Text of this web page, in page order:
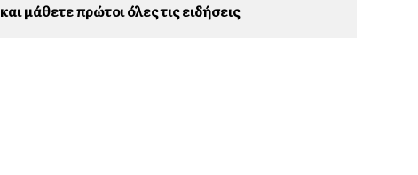
μάθετε πρώτοι όλες τις ειδήσεις